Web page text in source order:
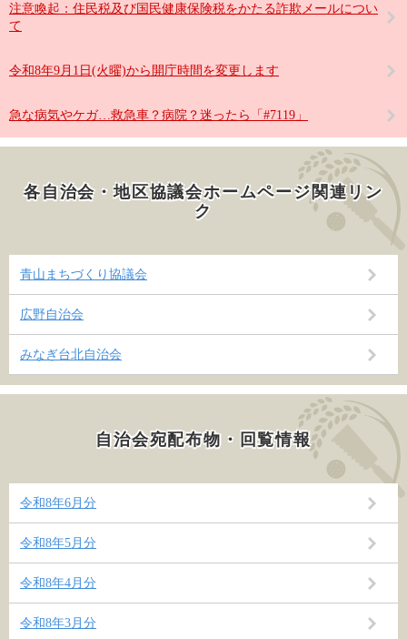
注意喚起：住民税及び国民健康保険税をかたる詐欺メールについ
て
令和8年9月1日(火曜)から開庁時間を変更します
急な病気やケガ…救急車？病院？迷ったら「#7119」
各自治会・地区協議会ホームページ関連リン
ク
青山まちづくり協議会
広野自治会
みなぎ台北自治会
自治会宛配布物・回覧情報
令和8年6月分
令和8年5月分
令和8年4月分
令和8年3月分